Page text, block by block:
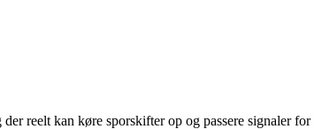
reelt kan køre sporskifter op og passere signaler for